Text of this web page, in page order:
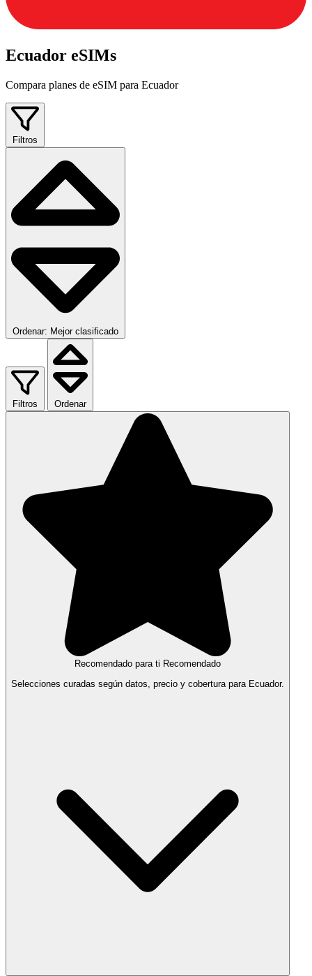
Ecuador eSIMs
Compara planes de eSIM para Ecuador
Filtros
Ordenar: Mejor clasificado
Filtros Ordenar
Recomendado para ti Recomendado
Selecciones curadas según datos, precio y cobertura para Ecuador.